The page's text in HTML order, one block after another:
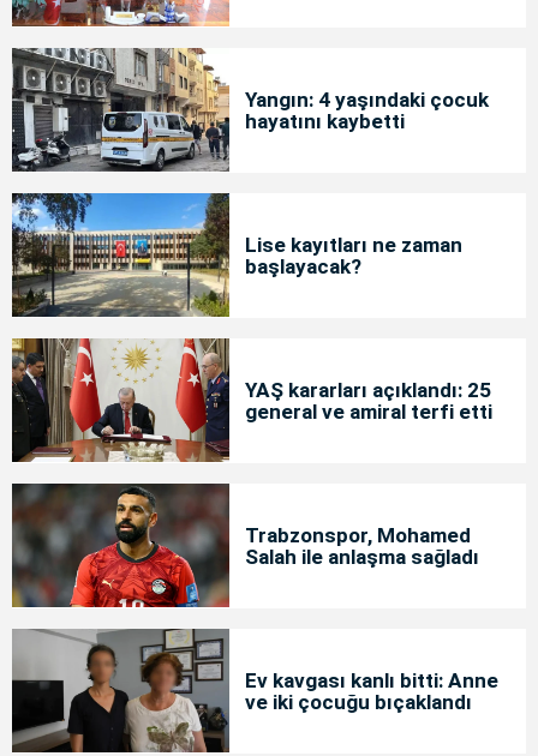
Yangın: 4 yaşındaki çocuk
hayatını kaybetti
Lise kayıtları ne zaman
başlayacak?
YAŞ kararları açıklandı: 25
general ve amiral terfi etti
Trabzonspor, Mohamed
Salah ile anlaşma sağladı
Ev kavgası kanlı bitti: Anne
ve iki çocuğu bıçaklandı